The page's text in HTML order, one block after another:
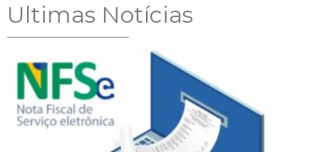
Ultimas Notícias